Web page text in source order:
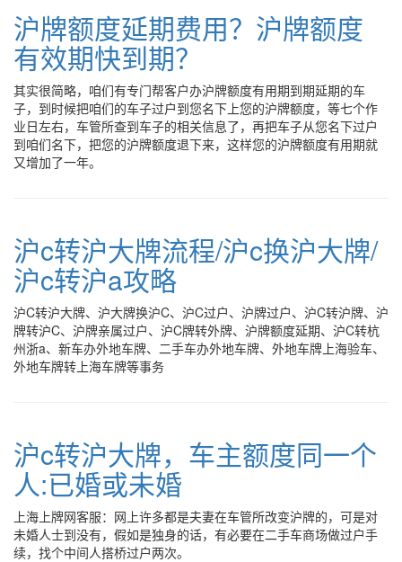
沪牌额度延期费用？沪牌额度
有效期快到期？
其实很简略，咱们有专门帮客户办沪牌额度有用期到期延期的车
子，到时候把咱们的车子过户到您名下上您的沪牌额度，等七个作
业日左右，车管所查到车子的相关信息了，再把车子从您名下过户
到咱们名下，把您的沪牌额度退下来，这样您的沪牌额度有用期就
又增加了一年。
沪c转沪大牌流程/沪c换沪大牌/
沪c转沪a攻略
沪C转沪大牌、沪大牌换沪C、沪C过户、沪牌过户、沪C转沪牌、沪
牌转沪C、沪牌亲属过户、沪C牌转外牌、沪牌额度延期、沪C转杭
州浙a、新车办外地车牌、二手车办外地车牌、外地车牌上海验车、
外地车牌转上海车牌等事务
沪c转沪大牌，车主额度同一个
人:已婚或未婚
上海上牌网客服：网上许多都是夫妻在车管所改变沪牌的，可是对
未婚人士到没有，假如是独身的话，有必要在二手车商场做过户手
续，找个中间人搭桥过户两次。